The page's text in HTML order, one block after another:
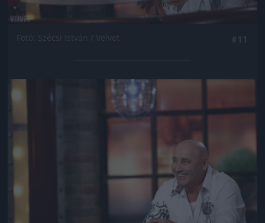
Jön még kép!